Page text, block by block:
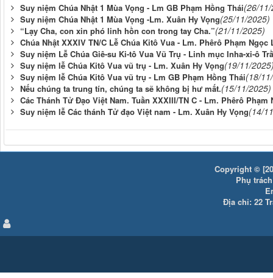
Suy niệm Chúa Nhật 1 Mùa Vọng - Lm GB Phạm Hồng Thái(26/
Suy niệm Chúa Nhật 1 Mùa Vọng -Lm. Xuân Hy Vọng(25/11/2025)
“Lạy Cha, con xin phó linh hồn con trong tay Cha.”(21/11/2025)
Chúa Nhật XXXIV TN/C Lễ Chúa Kitô Vua - Lm. Phêrô Phạm Ngọc
Suy niệm Lễ Chúa Giê-su Ki-tô Vua Vũ Trụ - Linh mục Inha-xi-ô
Suy niệm lễ Chúa Kitô Vua vũ trụ - Lm. Xuân Hy Vọng(19/11/
Suy niệm lễ Chúa Kitô Vua vũ trụ - Lm GB Phạm Hồng Thái(18/
Nếu chúng ta trung tín, chúng ta sẽ không bị hư mất.(15/11/2025)
Các Thánh Tử Đạo Việt Nam. Tuần XXXIII/TN C - Lm. Phêrô Phạm
Suy niệm lễ Các thánh Tử đạo Việt nam - Lm. Xuân Hy Vọng(14/
Copyright ©
Phụ
Địa chỉ: 22